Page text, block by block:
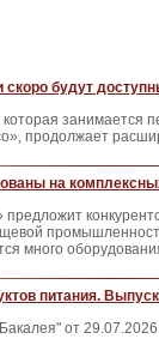
будут
занимается
продолжает
на
много
питания.
от 29.07.2026